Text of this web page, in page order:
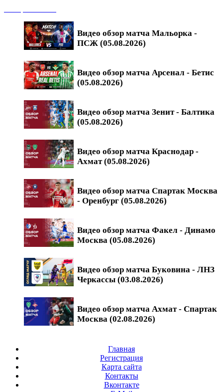
Видео обзор матча Мальорка -
ПСЖ (05.08.2026)
Видео обзор матча Арсенал - Бетис
(05.08.2026)
Видео обзор матча Зенит - Балтика
(05.08.2026)
Видео обзор матча Краснодар -
Ахмат (05.08.2026)
Видео обзор матча Спартак Москва
- Оренбург (05.08.2026)
Видео обзор матча Факел - Динамо
Москва (05.08.2026)
Видео обзор матча Буковина - ЛНЗ
Черкассы (03.08.2026)
Видео обзор матча Ахмат - Спартак
Москва (02.08.2026)
Главная
Регистрация
Карта сайта
Контакты
Вконтакте